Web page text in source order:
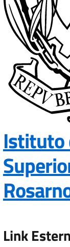
Istituto
Link